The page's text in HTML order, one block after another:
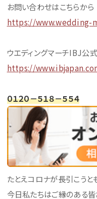
お問い合わせはこちらから
https://www.wedding-
ウエディングマーチIBJ公
https://
０１２０－５１８－５５４
たとえコロナが長引こうと
今日私たちはご縁のある